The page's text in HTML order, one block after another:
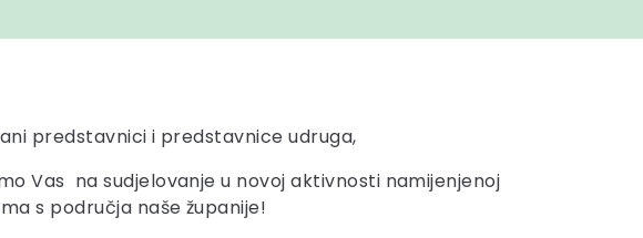
predstavnici i predstavnice udruga,
Vas na sudjelovanje u novoj aktivnosti namijenjenoj
s područja naše županije!